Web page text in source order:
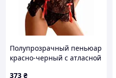
Полупрозрачный пеньюар
красно-черный с атласной
373 ₴